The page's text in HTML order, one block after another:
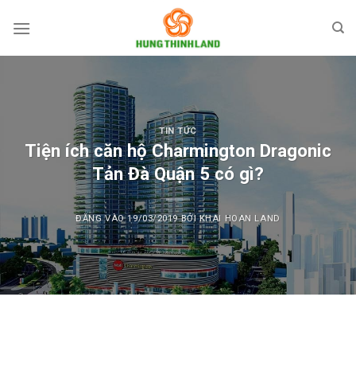
qua
TIN TỨC
Tiện ích căn hộ Charmington Dragonic
Tản Đà Quận 5 có gì?
ĐĂNG VÀO19/03/2019 BỞIKHAI HOAN LAND